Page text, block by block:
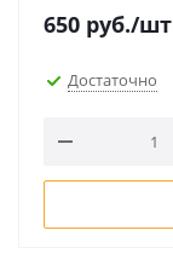
650 руб./шт
Достаточно